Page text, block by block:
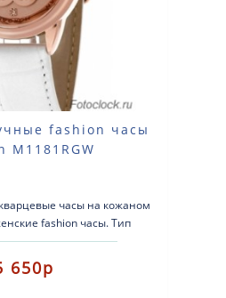
fashion часы
M1181RGW
часы на кожаном
fashion часы. Тип
Корпус: латунь ..
650р